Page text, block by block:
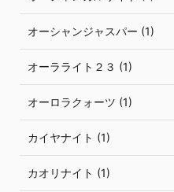
オーシャンジャスパー (1)
オーラライト２３ (1)
オーロラクォーツ (1)
カイヤナイト (1)
カオリナイト (1)